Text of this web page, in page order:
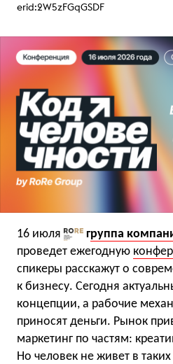
erid:2W5zFGqGSDF
16 июля группа
проведет ежегодную
спикеры расскажут о
к бизнесу. Сегодня
концепции, а рабочие
приносят деньги. Рынок
маркетинг по частям:
Но человек не живет в